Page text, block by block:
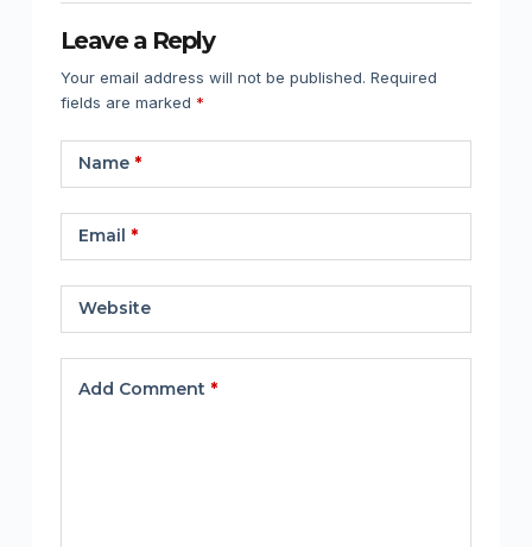
Leave a Reply
Your email address will not be published. Required
fields are marked *
Name*
Email *
Website
Add Comment *